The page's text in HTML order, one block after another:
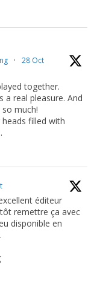
· 28 Oct
together.
real pleasure. And
much!
filled with
éditeur
remettre ça avec
disponible en